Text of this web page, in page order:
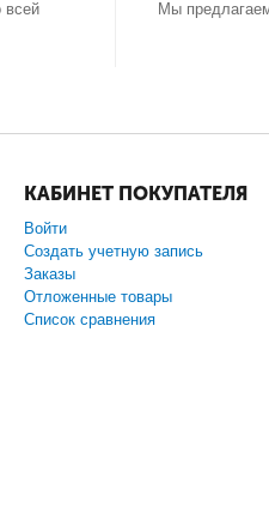
всей
Мы
КАБИНЕТ ПОКУПАТЕЛЯ
Войти
Создать учетную запись
Заказы
Отложенные товары
Список сравнения